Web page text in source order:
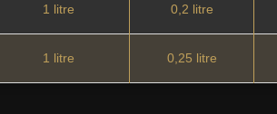
1 litre 0,2 litre
1 litre 0,25 litre